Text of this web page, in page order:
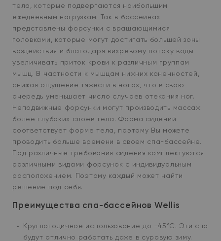
тела, которые подвергаются наибольшим
ежедневным нагрузкам. Так в бассейнах
представлены форсунки с вращающимися
головками, которые могут достигать большей зоны
воздействия и благодаря вихревому потоку воды
увеличивать приток крови к различным группам
мышц. В частности к мышцам нижних конечностей,
снижая ощущение тяжести в ногах, что в свою
очередь уменьшает число случаев отекания ног.
Неподвижные форсунки могут производить массаж
более глубоких слоев тела. Форма сидений
соответствует форме тела, поэтому Вы можете
проводить больше времени в своем спа-бассейне.
Под различные требования сидения комплектуются
различными видами форсунок с индивидуальным
расположением. Поэтому каждый может найти
решение под себя.
Преимущества спа-бассейнов Wellis
Круглогодичное использование до -45°С. Эти спа
будут отлично работать даже в суровую зиму.
Узнайте подробности у наших
менеджеров прямо сейчас!
Оставьте свой номер, и мы перезвоним вам
имя